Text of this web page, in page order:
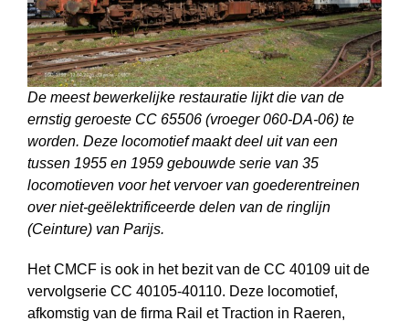
De meest bewerkelijke restauratie lijkt die van de
ernstig geroeste CC 65506 (vroeger 060-DA-06) te
worden. Deze locomotief maakt deel uit van een
tussen 1955 en 1959 gebouwde serie van 35
locomotieven voor het vervoer van goederentreinen
over niet-geëlektrificeerde delen van de ringlijn
(Ceinture) van Parijs.
Het CMCF is ook in het bezit van de CC 40109 uit de
vervolgserie CC 40105-40110. Deze locomotief,
afkomstig van de firma Rail et Traction in Raeren,